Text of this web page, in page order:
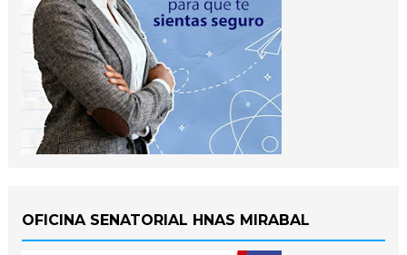
OFICINA SENATORIAL HNAS MIRABAL